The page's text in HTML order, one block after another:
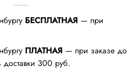
БЕСПЛАТНАЯ — при
ПЛАТНАЯ — при заказе до
300 руб.